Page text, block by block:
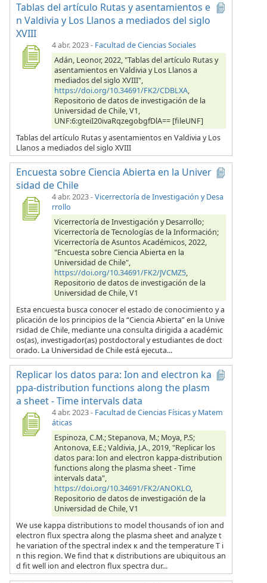
Tablas del artículo Rutas y asentamientos e
n Valdivia y Los Llanos a mediados del siglo
XVIII
4 abr. 2023- Facultad de Ciencias Sociales
Adán, Leonor, 2022, "Tablas del artículo Rutas y
asentamientos en Valdivia y Los Llanos a
mediados del siglo XVIII",
https://doi.org/10.34691/FK2/CDBLXA,
Repositorio de datos de investigación de la
Universidad de Chile, V1,
UNF:6:gteiI20ivaRqzegobgfDlA== [fileUNF]
Tablas del artículo Rutas y asentamientos en Valdivia y Los
Llanos a mediados del siglo XVIII
Encuesta sobre Ciencia Abierta en la Univer
sidad de Chile
4 abr. 2023-Vicerrectoría de Investigación y Desa
rrollo
Vicerrectoría de Investigación y Desarrollo;
Vicerrectoría de Tecnologías de la Información;
Vicerrectoría de Asuntos Académicos, 2022,
"Encuesta sobre Ciencia Abierta en la
Universidad de Chile",
https://doi.org/10.34691/FK2/JVCMZ5,
Repositorio de datos de investigación de la
Universidad de Chile, V1
Esta encuesta busca conocer el estado de conocimiento y a
plicación de los principios de la “Ciencia Abierta” en la Unive
rsidad de Chile, mediante una consulta dirigida a académic
os(as), investigador(as) postdoctoral y estudiantes de doct
orado. La Universidad de Chile está ejecuta...
Replicar los datos para: Ion and electron ka
ppa-distribution functions along the plasm
a sheet - Time intervals data
4 abr. 2023- Facultad de Ciencias Físicas y Matem
áticas
Espinoza, C.M.; Stepanova, M.; Moya, P.S;
Antonova, E.E.; Valdivia, J.A., 2019, "Replicar los
datos para: Ion and electron kappa-distribution
functions along the plasma sheet - Time
intervals data",
https://doi.org/10.34691/FK2/ANOKLO,
Repositorio de datos de investigación de la
Universidad de Chile, V1
We use kappa distributions to model thousands of ion and
electron flux spectra along the plasma sheet and analyze t
he variation of the spectral index κ and the temperature T i
n this region. We find that κ distributions are ubiquitous an
d fit well ion and electron flux spectra dur...